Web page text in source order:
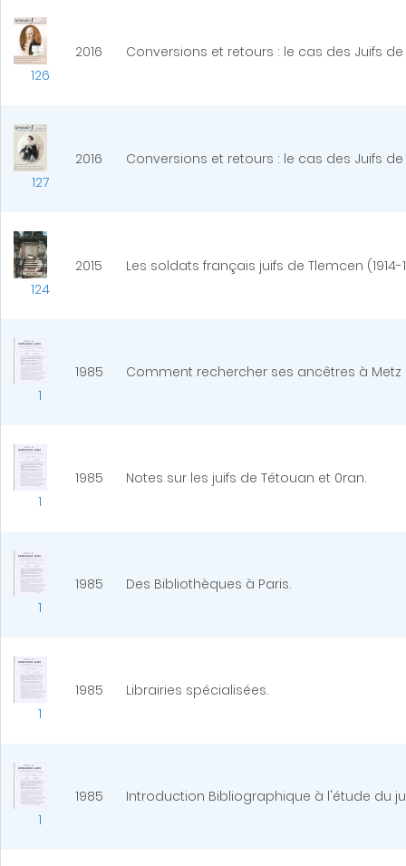
126
2016 Conversions et retours : le cas des Juifs de
127
2016 Conversions et retours : le cas des Juifs
124
2015 Les soldats français juifs de Tlemcen (1914-
1
1985 Comment rechercher ses ancêtres à Metz
1
1985 Notes sur les juifs de Tétouan et 0ran.
1
1985 Des Bibliothèques à Paris.
1
1985 Librairies spécialisées.
1
1985 Introduction Bibliographique à l'étude du